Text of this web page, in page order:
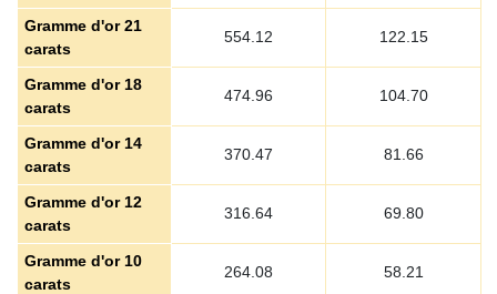
Gramme d'or 21
carats
554.12 122.15
Gramme d'or 18
carats
474.96 104.70
Gramme d'or 14
carats
370.47 81.66
Gramme d'or 12
carats
316.64 69.80
Gramme d'or 10
carats
264.08 58.21